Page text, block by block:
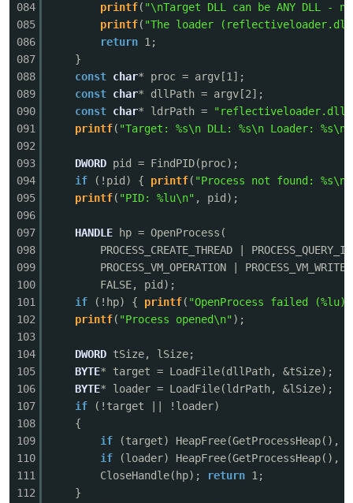
084
085
086
087
088
089
090
091
092
093
094
095
096
097
098
099
100
101
102
103
104
105
106
107
108
109
110
111
112
printf( "\nTarget DLL can be ANY DLL -
printf( "The loader
return 1;
}
const char* proc = argv[1];
const char* dllPath = argv[2];
const char* ldrPath = "reflectiveloader.dll"
printf( "Target: %s\n DLL: %s\n Loader:
DWORD pid = FindPID(proc);
if
(!pid) { printf( "Process not found: %s\n"
printf( "PID: %lu\n" , pid);
HANDLE
hp = OpenProcess(
PROCESS_CREATE_THREAD |
PROCESS_VM_OPERATION |
FALSE, pid);
if
(!hp) { printf( "OpenProcess failed
printf( "Process opened\n");
DWORD tSize, lSize;
BYTE* target = LoadFile(dllPath, &tSize);
BYTE* loader = LoadFile(ldrPath, &lSize);
if
(!target || !loader)
{
if
(target)
if
(loader)
CloseHandle(hp);
return 1;
}